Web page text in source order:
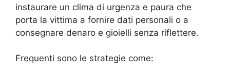
instaurare un clima di urgenza e paura che
porta la vittima a fornire dati personali o a
consegnare denaro e gioielli senza riflettere.
Frequenti sono le strategie come: